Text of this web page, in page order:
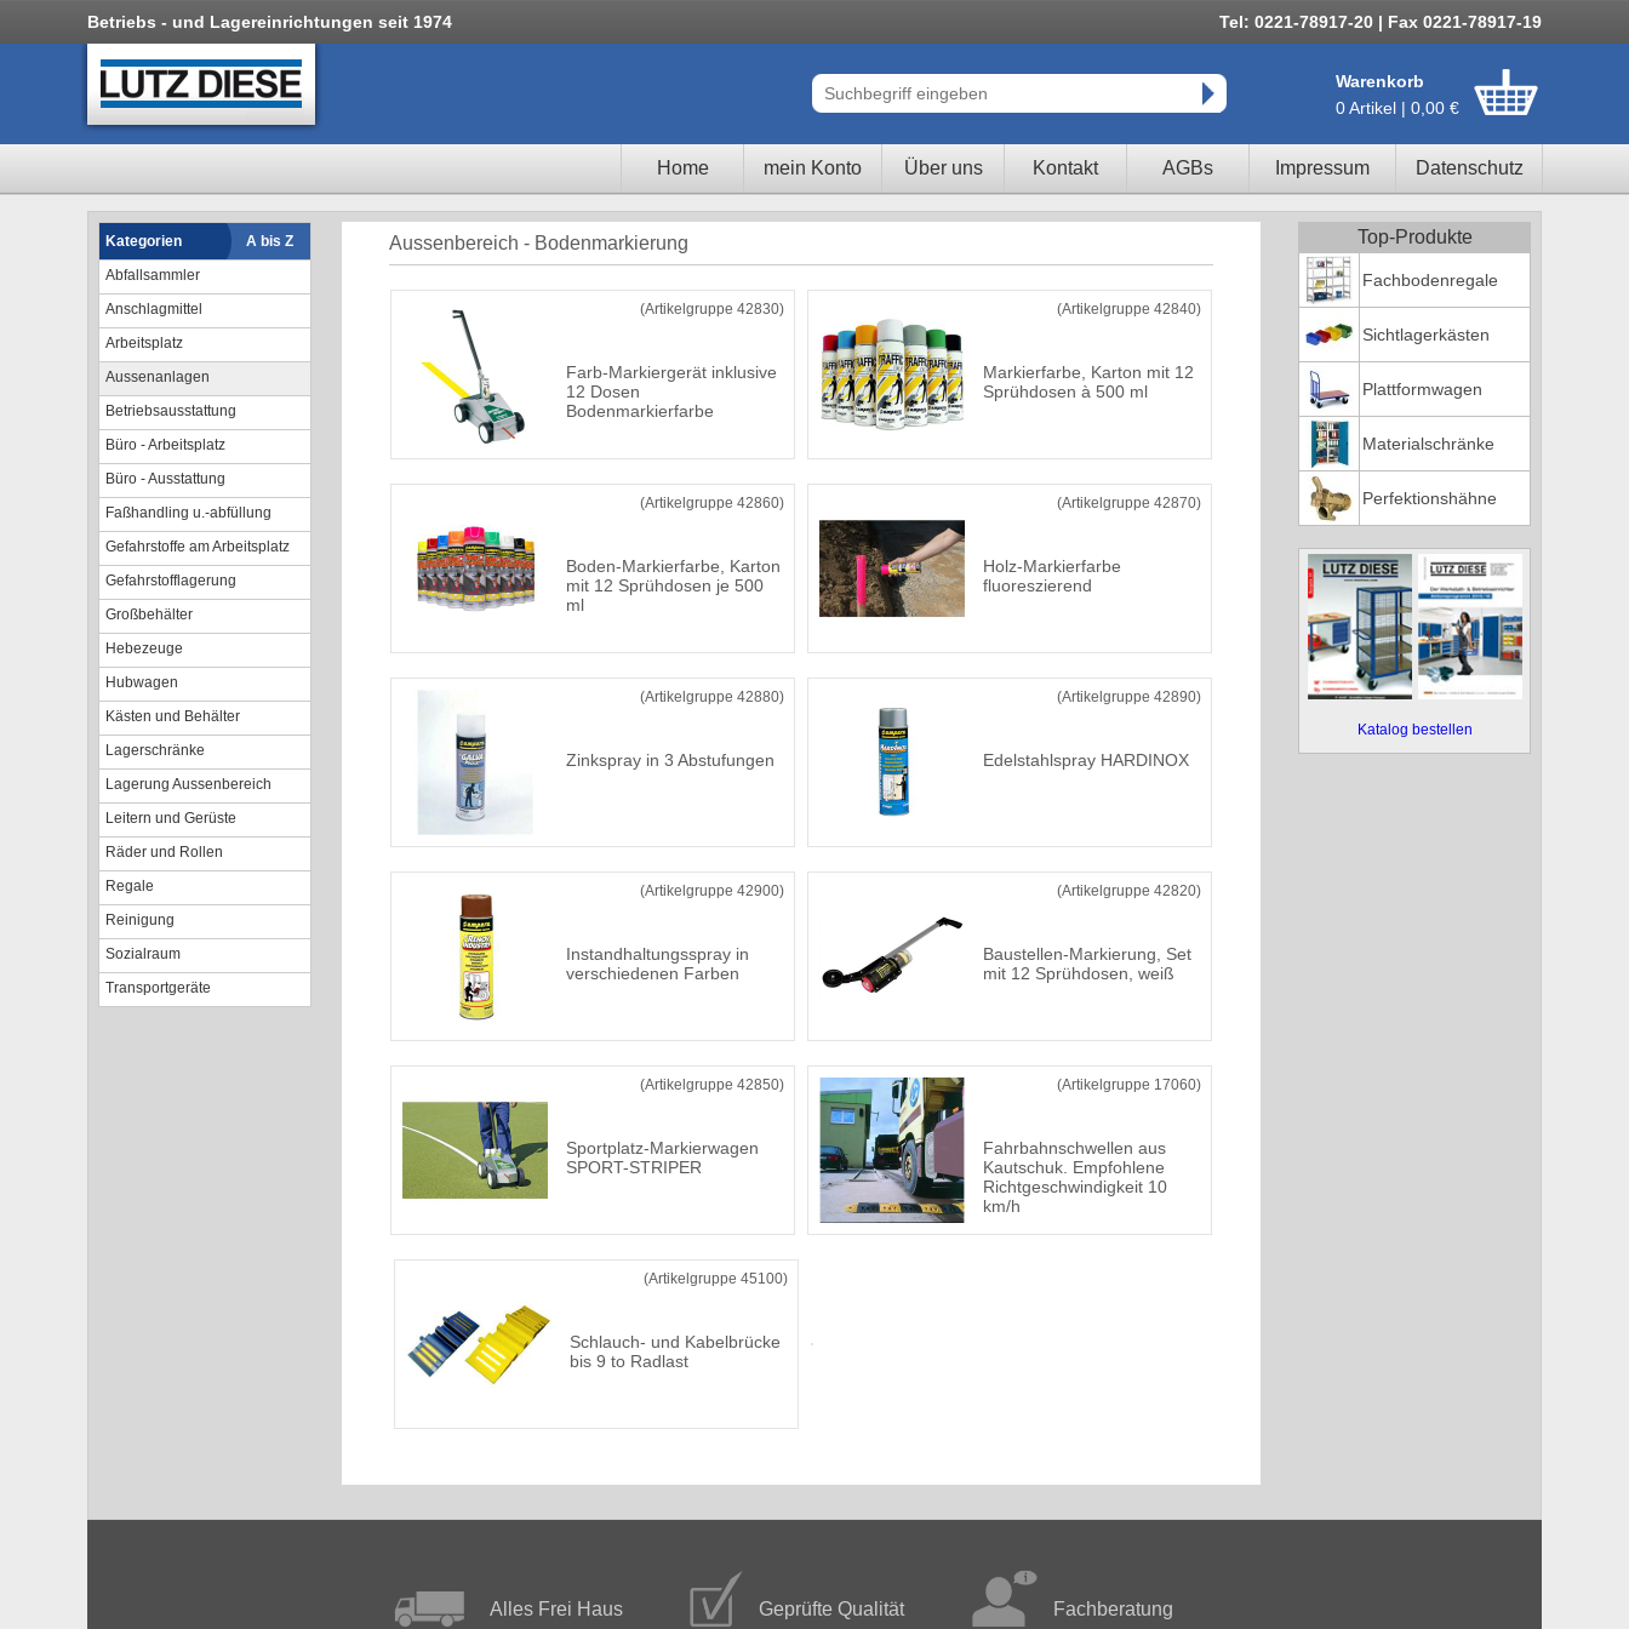
Betriebs - und Lagereinrichtungen seit 1974 Tel: 0221-78917-20 | Fax 0221-78917-19
Warenkorb
0 Artikel | 0,00 €
Home mein Konto Über uns Kontakt AGBs Impressum Datenschutz
Kategorien
A bis Z
Abfallsammler
Anschlagmittel
Arbeitsplatz
Aussenanlagen
Betriebsausstattung
Büro - Arbeitsplatz
Büro - Ausstattung
Faßhandling u.-abfüllung
Gefahrstoffe am Arbeitsplatz
Gefahrstofflagerung
Großbehälter
Hebezeuge
Hubwagen
Kästen und Behälter
Lagerschränke
Lagerung Aussenbereich
Leitern und Gerüste
Räder und Rollen
Regale
Reinigung
Sozialraum
Transportgeräte
Aussenbereich - Bodenmarkierung
(Artikelgruppe 42830)
Farb-Markiergerät inklusive
12 Dosen
Bodenmarkierfarbe
(Artikelgruppe 42840)
Markierfarbe, Karton mit 12
Sprühdosen à 500 ml
(Artikelgruppe 42860)
Boden-Markierfarbe, Karton
mit 12 Sprühdosen je 500
ml
(Artikelgruppe 42870)
Holz-Markierfarbe
fluoreszierend
(Artikelgruppe 42880)
Zinkspray in 3 Abstufungen
(Artikelgruppe 42890)
Edelstahlspray HARDINOX
(Artikelgruppe 42900)
Instandhaltungsspray in
verschiedenen Farben
(Artikelgruppe 42820)
Baustellen-Markierung, Set
mit 12 Sprühdosen, weiß
(Artikelgruppe 42850)
Sportplatz-Markierwagen
SPORT-STRIPER
(Artikelgruppe 17060)
Fahrbahnschwellen aus
Kautschuk. Empfohlene
Richtgeschwindigkeit 10
km/h
(Artikelgruppe 45100)
Schlauch- und Kabelbrücke
bis 9 to Radlast
Top-Produkte
Fachbodenregale
Sichtlagerkästen
Plattformwagen
Materialschränke
Perfektionshähne
Katalog bestellen
Alles Frei Haus Geprüfte Qualität Fachberatung